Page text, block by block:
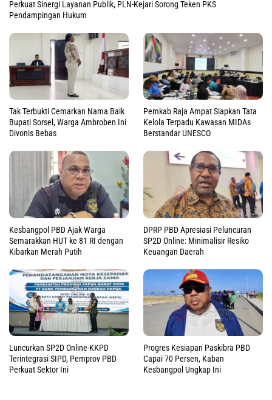
Perkuat Sinergi Layanan Publik, PLN-Kejari Sorong Teken PKS
Pendampingan Hukum
Tak Terbukti Cemarkan Nama Baik
Bupati Sorsel, Warga Ambroben Ini
Divonis Bebas
Pemkab Raja Ampat Siapkan Tata
Kelola Terpadu Kawasan MIDAs
Berstandar UNESCO
Kesbangpol PBD Ajak Warga
Semarakkan HUT ke 81 RI dengan
Kibarkan Merah Putih
DPRP PBD Apresiasi Peluncuran
SP2D Online: Minimalisir Resiko
Keuangan Daerah
Luncurkan SP2D Online-KKPD
Terintegrasi SIPD, Pemprov PBD
Perkuat Sektor Ini
Progres Kesiapan Paskibra PBD
Capai 70 Persen, Kaban
Kesbangpol Ungkap Ini